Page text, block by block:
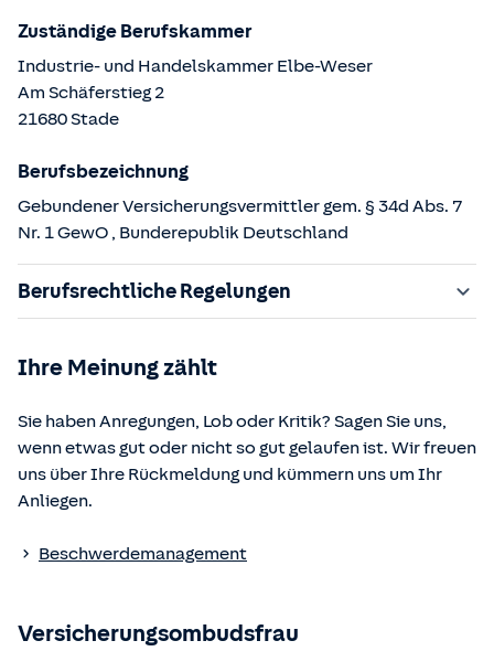
Zuständige Berufskammer
Industrie- und Handelskammer Elbe-Weser
Am Schäferstieg 2
21680Stade
Berufsbezeichnung
Gebundener Versicherungsvermittler gem. § 34d Abs. 7
Nr. 1 GewO , Bunderepublik Deutschland
Berufsrechtliche Regelungen
§§ 59 – 68 Gesetz über den Versicherungsvertrag
§ 48b Versicherungsaufsichtsgesetz (VAG)
Verordnung über die Versicherungsvermittlung und -
Die berufsrechtlichen Regelungen können über die vom
eingesehen und abgerufen werden.
Ihre Meinung zählt
Sie haben Anregungen, Lob oder Kritik? Sagen Sie uns,
wenn etwas gut oder nicht so gut gelaufen ist. Wir freuen
uns über Ihre Rückmeldung und kümmern uns um Ihr
Anliegen.
Beschwerdemanagement
Versicherungsombudsfrau